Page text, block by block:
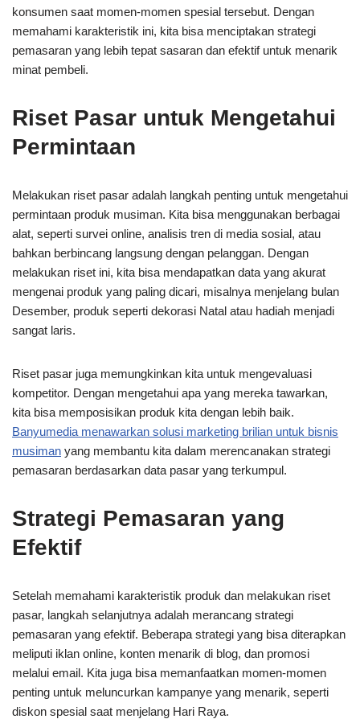
konsumen saat momen-momen spesial tersebut. Dengan
memahami karakteristik ini, kita bisa menciptakan strategi
pemasaran yang lebih tepat sasaran dan efektif untuk menarik
minat pembeli.
Riset Pasar untuk Mengetahui
Permintaan
Melakukan riset pasar adalah langkah penting untuk mengetahui
permintaan produk musiman. Kita bisa menggunakan berbagai
alat, seperti survei online, analisis tren di media sosial, atau
bahkan berbincang langsung dengan pelanggan. Dengan
melakukan riset ini, kita bisa mendapatkan data yang akurat
mengenai produk yang paling dicari, misalnya menjelang bulan
Desember, produk seperti dekorasi Natal atau hadiah menjadi
sangat laris.
Riset pasar juga memungkinkan kita untuk mengevaluasi
kompetitor. Dengan mengetahui apa yang mereka tawarkan,
kita bisa memposisikan produk kita dengan lebih baik.
Banyumedia menawarkan solusi marketing brilian untuk bisnis
musiman yang membantu kita dalam merencanakan strategi
pemasaran berdasarkan data pasar yang terkumpul.
Strategi Pemasaran yang
Efektif
Setelah memahami karakteristik produk dan melakukan riset
pasar, langkah selanjutnya adalah merancang strategi
pemasaran yang efektif. Beberapa strategi yang bisa diterapkan
meliputi iklan online, konten menarik di blog, dan promosi
melalui email. Kita juga bisa memanfaatkan momen-momen
penting untuk meluncurkan kampanye yang menarik, seperti
diskon spesial saat menjelang Hari Raya.